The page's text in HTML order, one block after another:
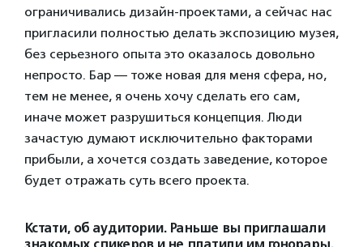
ограничивались дизайн-проектами, а сейчас нас
пригласили полностью делать экспозицию музея,
без серьезного опыта это оказалось довольно
непросто. Бар — тоже новая для меня сфера, но,
тем не менее, я очень хочу сделать его сам,
иначе может разрушиться концепция. Люди
зачастую думают исключительно факторами
прибыли, а хочется создать заведение, которое
будет отражать суть всего проекта.
Кстати, об аудитории. Раньше вы приглашали